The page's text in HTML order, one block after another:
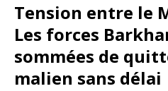
Tension entre le
Les forces
sommées de
malien sans délai